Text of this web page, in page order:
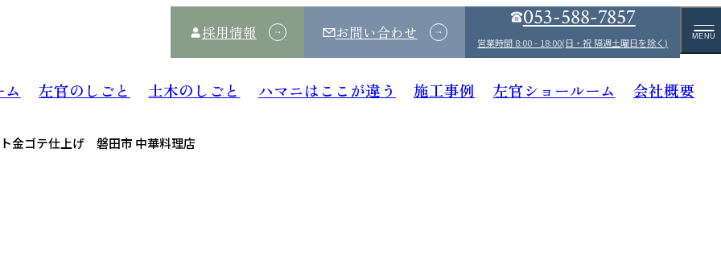
採用情報 お問い合わせ
053-588-7857
営業時間 8:00 - 18:00(日・祝 隔週土曜日を除く)
MENU
ム 左官のしごと 土木のしごと ハマニはここが違う 施工事例 左官ショールーム 会社概要
金ゴテ仕上げ 磐田市 中華料理店